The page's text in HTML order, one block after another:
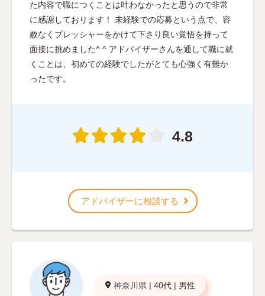
た内容で職につくことは叶わなかったと思うので非常
に感謝しております！ 未経験での応募という点で、容
赦なくプレッシャーをかけて下さり良い覚悟を持って
面接に挑めました^ ^ アドバイザーさんを通して職に就
くことは、初めての経験でしたがとても心強く有難か
ったです。
4.8
アドバイザーに相談する
神奈川県 | 40代 | 男性